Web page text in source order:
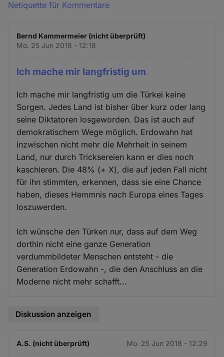
Netiquette für Kommentare
Bernd Kammermeier (nicht überprüft)
Mo. 25 Jun 2018 - 12:18
Ich mache mir langfristig um
Ich mache mir langfristig um die Türkei keine
Sorgen. Jedes Land ist bisher über kurz oder lang
seine Diktatoren losgeworden. Das ist auch auf
demokratischem Wege möglich. Erdowahn hat
inzwischen nicht mehr die Mehrheit in seinem
Land, nur durch Tricksereien kann er dies noch
kaschieren. Die 48% (+ X), die auf jeden Fall nicht
für ihn stimmten, erkennen, dass sie eine Chance
haben, dieses Hemmnis nach Europa eines Tages
loszuwerden.
Ich wünsche den Türken nur, dass auf dem Weg
dorthin nicht eine ganze Generation
verdummbildeter Menschen entsteht - die
Generation Erdowahn -, die den Anschluss an die
Moderne nicht mehr schafft...
Diskussion anzeigen
A.S. (nicht überprüft) Mo. 25 Jun 2018 - 12:29